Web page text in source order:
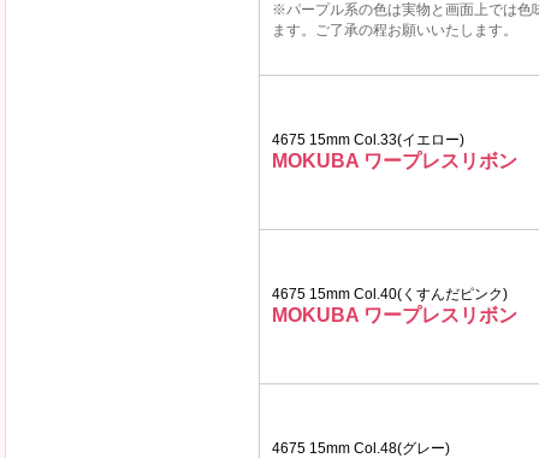
※パープル系の色は実物と画面上では色
ます。ご了承の程お願いいたします。
4675 15mm Col.33(イエロー)
MOKUBA ワープレスリボン
4675 15mm Col.40(くすんだピンク)
MOKUBA ワープレスリボン
4675 15mm Col.48(グレー)